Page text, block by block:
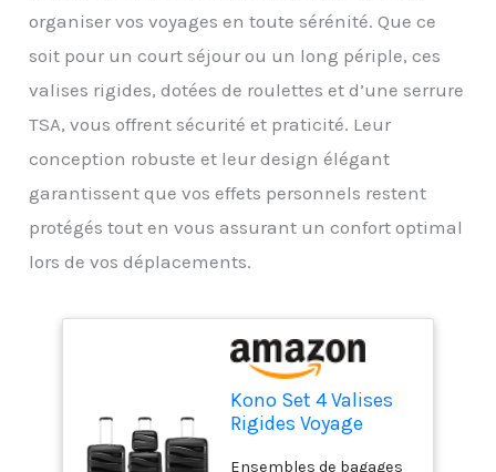
organiser vos voyages en toute sérénité. Que ce
soit pour un court séjour ou un long périple, ces
valises rigides, dotées de roulettes et d’une serrure
TSA, vous offrent sécurité et praticité. Leur
conception robuste et leur design élégant
garantissent que vos effets personnels restent
protégés tout en vous assurant un confort optimal
lors de vos déplacements.
Kono Set 4 Valises
Rigides Voyage
Ensembles de bagages